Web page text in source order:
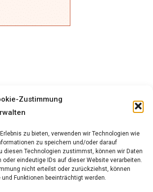
Zustimmung
zu bieten, verwenden wir Technologien wie
zu speichern und/oder darauf
diesen Technologien zustimmst, können wir Daten
oder eindeutige IDs auf dieser Website verarbeiten.
nicht erteilst oder zurückziehst, können
Funktionen beeinträchtigt werden.